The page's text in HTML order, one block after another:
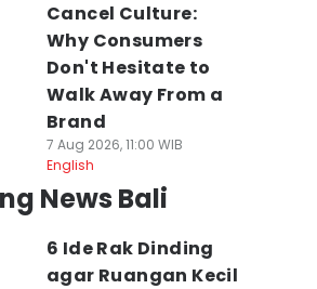
Cancel Culture:
Why Consumers
Don't Hesitate to
Walk Away From a
Brand
7 Aug 2026, 11:00 WIB
English
News Bali
6 Ide Rak Dinding
agar Ruangan Kecil